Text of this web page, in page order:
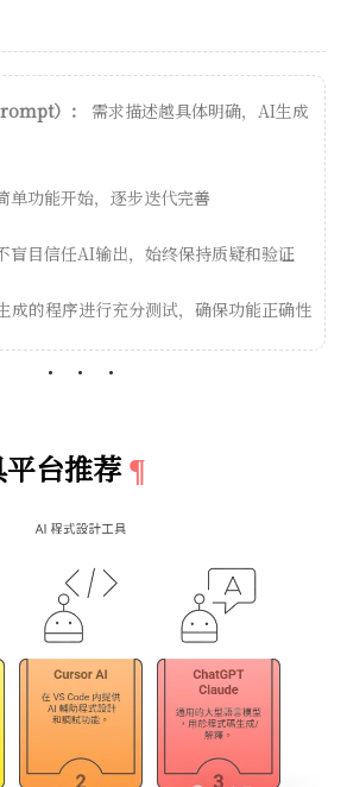
）：
需求描述越具体明确，AI生成
单功能开始，逐步迭代完善
盲目信任AI输出，始终保持质疑和验证
成的程序进行充分测试，确保功能正确性
台推荐